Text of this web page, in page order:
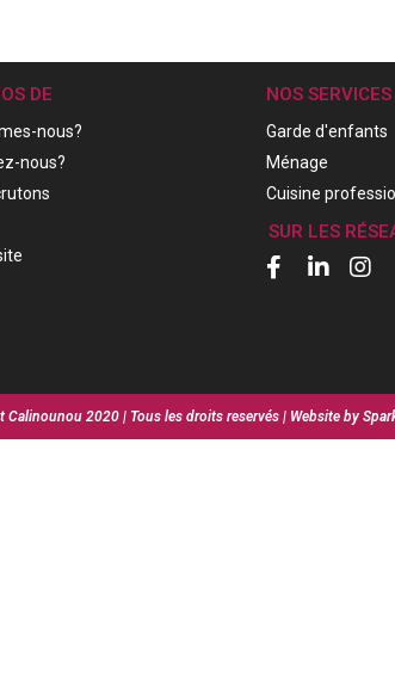
DE
nous?
nous?
NOS SERVICES
Garde d'enfants
Ménage
Cuisine
SUR LES
2020 | Tous les droits reservés | Website by